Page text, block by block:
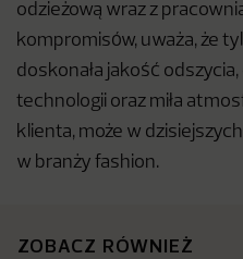
odzieżową wraz z
kompromisów, uważa, że
doskonała jakość odszycia,
technologii oraz miła
klienta, może w
w branży fashion.
ZOBACZ RÓWNIEŻ